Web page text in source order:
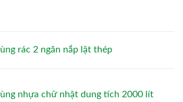
rác 2 ngăn nắp lật thép
nhựa chữ nhật dung tích 2000 lít